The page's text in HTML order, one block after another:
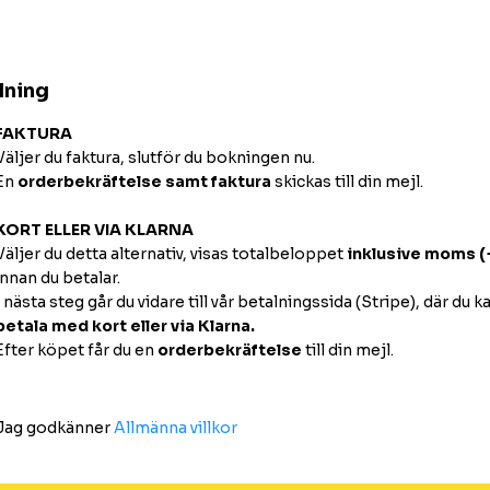
du faktura, slutför du bokningen nu.
orderbekräftelse samt faktura skickas till din mejl.
ELLER VIA KLARNA
du detta alternativ, visas totalbeloppet inklusive moms
du betalar.
I nästa steg går du vidare till vår betalningssida (Stripe), där du
med kort eller via Klarna.
köpet får du en orderbekräftelse till din mejl.
godkännerAllmänna villkor